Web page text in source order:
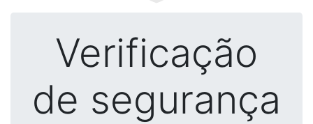
Verificação
de segurança